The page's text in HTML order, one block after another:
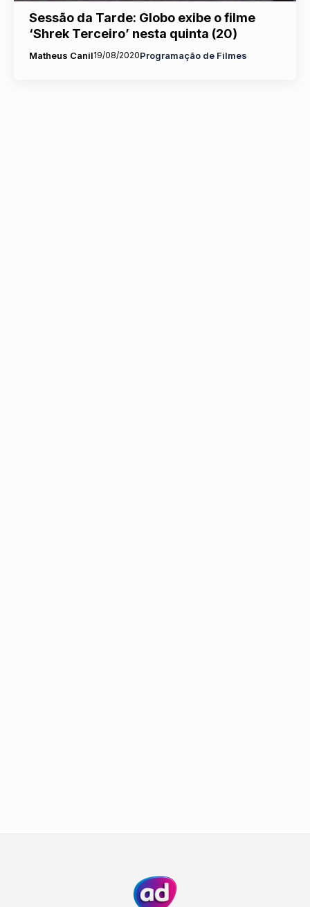
Sessão da Tarde: Globo exibe o filme
‘Shrek Terceiro’ nesta quinta (20)
Matheus Canil19/08/2020Programação de Filmes